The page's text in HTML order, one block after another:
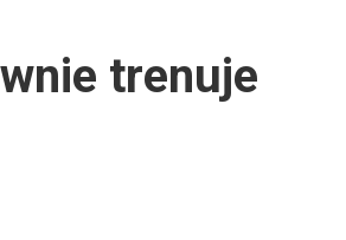
trenuje